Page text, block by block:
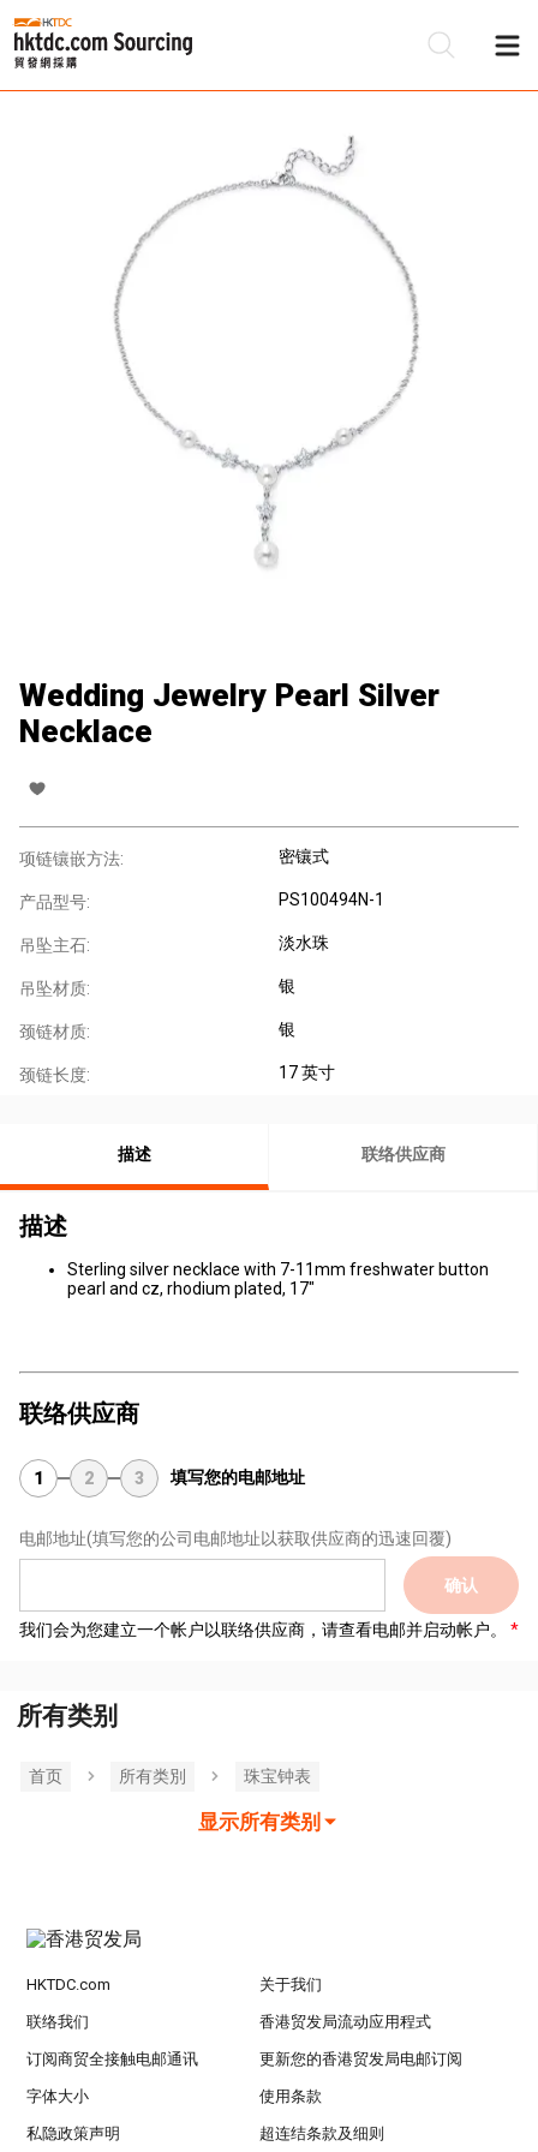
Wedding Jewelry Pearl Silver
Necklace
项链镶嵌方法: 密镶式
产品型号: PS100494N-1
吊坠主石: 淡水珠
吊坠材质: 银
颈链材质: 银
颈链长度: 17 英寸
描述 联络供应商
描述
Sterling silver necklace with 7-11mm freshwater button
pearl and cz, rhodium plated, 17"​
联络供应商
1 2 3 填写您的电邮地址
电邮地址(填写您的公司电邮地址以获取供应商的迅速回覆)
确认
我们会为您建立一个帐户以联络供应商，请查看电邮并启动帐户。
所有类别
首页 所有类別 珠宝钟表
显示所有类别
HKTDC.com 关于我们
联络我们 香港贸发局流动应用程式
订阅商贸全接触电邮通讯 更新您的香港贸发局电邮订阅
字体大小 使用条款
私隐政策声明 超连结条款及细则